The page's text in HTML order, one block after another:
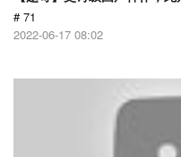
# 71
2022-06-17 08:02